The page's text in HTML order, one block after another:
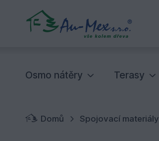
Osmo nátěry Terasy
Domů Spojovací materiály